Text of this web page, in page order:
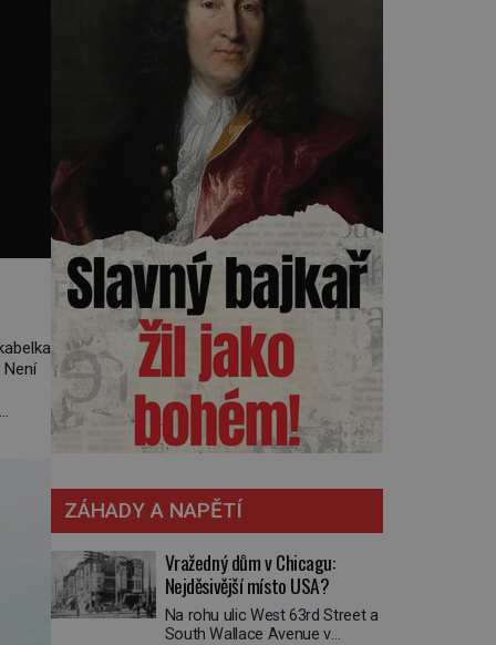
ZÁHADY A NAPĚTÍ
Vražedný dům v Chicagu:
Nejděsivější místo USA?
Na rohu ulic West 63rd Street a
South Wallace Avenue v